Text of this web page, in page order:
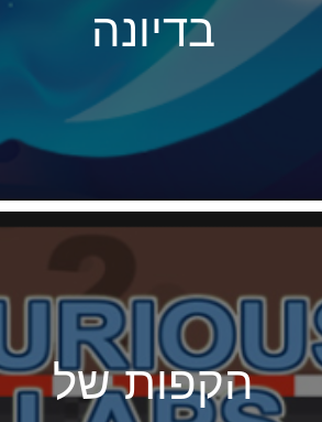
בדיונה
הקפות של